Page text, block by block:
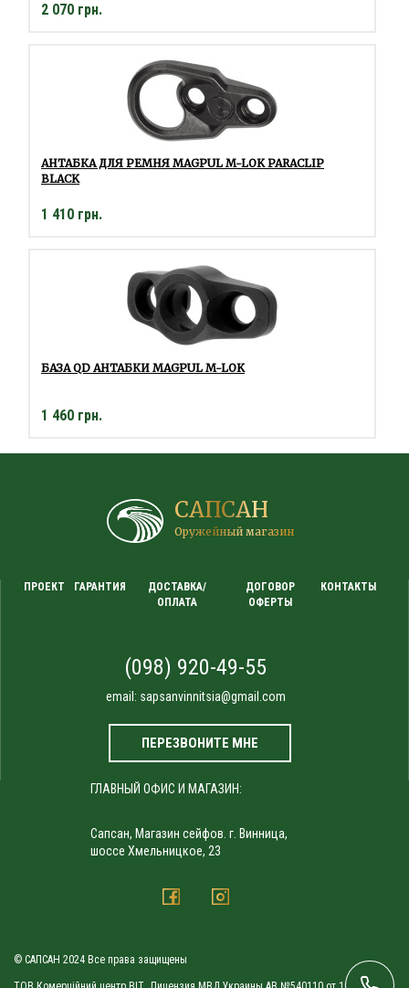
2 070 грн.
АНТАБКА ДЛЯ РЕМНЯ MAGPUL M-LOK PARACLIP
BLACK
1 410 грн.
БАЗА QD АНТАБКИ MAGPUL M-LOK
1 460 грн.
САПСАН
Оружейный магазин
ПРОЕКТ ГАРАНТИЯ
ДОСТАВКА/
ОПЛАТА
ДОГОВОР
ОФЕРТЫ
КОНТАКТЫ
(098) 920-49-55
email: sapsanvinnitsia@gmail.com
ПЕРЕЗВОНИТЕ МНЕ
ГЛАВНЫЙ ОФИС И МАГАЗИН:
Сапсан, Магазин сейфов. г. Винница,
шоссе Хмельницкое, 23
© САПСАН 2024 Все права защищены